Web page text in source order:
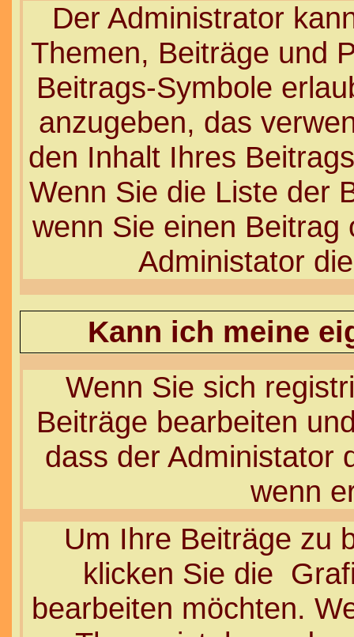
Der Administrator
Themen, Beiträge und
Beitrags-Symbole
anzugeben, das
den Inhalt Ihres
Wenn Sie die Liste der
wenn Sie einen
Administator
Kann ich meine
Wenn Sie sich
Beiträge bearbeiten
dass der Administator
wenn
Um Ihre Beiträge zu
klicken Sie die
bearbeiten möchten.